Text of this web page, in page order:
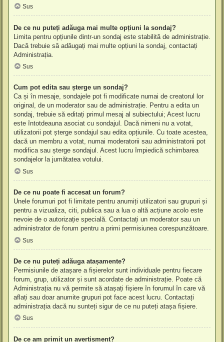
Sus
De ce nu puteți adăuga mai multe opțiuni la sondaj?
Limita pentru opțiunile dintr-un sondaj este stabilită de administrație.
Dacă trebuie să adăugați mai multe opțiuni la sondaj, contactați
Administrația.
Sus
Cum pot edita sau șterge un sondaj?
Ca și în mesaje, sondajele pot fi modificate numai de creatorul lor
original, de un moderator sau de administrație. Pentru a edita un
sondaj, trebuie să editați primul mesaj al subiectului; Acest lucru
este întotdeauna asociat cu sondajul. Dacă nimeni nu a votat,
utilizatorii pot șterge sondajul sau edita opțiunile. Cu toate acestea,
dacă un membru a votat, numai moderatorii sau administratorii pot
modifica sau șterge sondajul. Acest lucru împiedică schimbarea
sondajelor la jumătatea votului.
Sus
De ce nu poate fi accesat un forum?
Unele forumuri pot fi limitate pentru anumiți utilizatori sau grupuri și
pentru a vizualiza, citi, publica sau a lua o altă acțiune acolo este
nevoie de o autorizație specială. Contactați un moderator sau un
administrator de forum pentru a primi permisiunea corespunzătoare.
Sus
De ce nu puteți adăuga atașamente?
Permisiunile de atașare a fișierelor sunt individuale pentru fiecare
forum, grup, utilizator și sunt acordate de administrație. Poate că
Administrația nu vă permite să atașați fișiere în forumul în care vă
aflați sau doar anumite grupuri pot face acest lucru. Contactați
administrația dacă nu sunteți sigur de ce nu puteți atașa fișiere.
Sus
De ce am primit un avertisment?